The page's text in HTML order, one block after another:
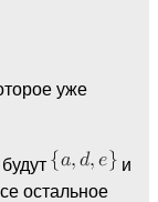
уже
и
остальное